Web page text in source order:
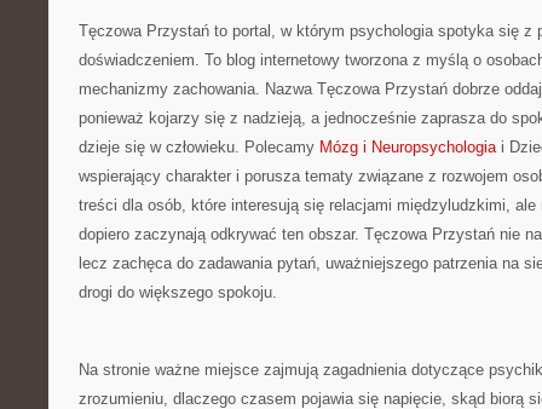
Tęczowa Przystań to portal, w którym psychologia spotyka się z
doświadczeniem. To blog internetowy tworzona z myślą o
mechanizmy zachowania. Nazwa Tęczowa Przystań dobrze
ponieważ kojarzy się z nadzieją, a jednocześnie zaprasza do
dzieje się w człowieku. Polecamy Mózg i Neuropsychologia i
wspierający charakter i porusza tematy związane z rozwojem
treści dla osób, które interesują się relacjami międzyludzkimi,
dopiero zaczynają odkrywać ten obszar. Tęczowa Przystań nie
lecz zachęca do zadawania pytań, uważniejszego patrzenia na
drogi do większego spokoju.
Na stronie ważne miejsce zajmują zagadnienia dotyczące
zrozumieniu, dlaczego czasem pojawia się napięcie, skąd biorą